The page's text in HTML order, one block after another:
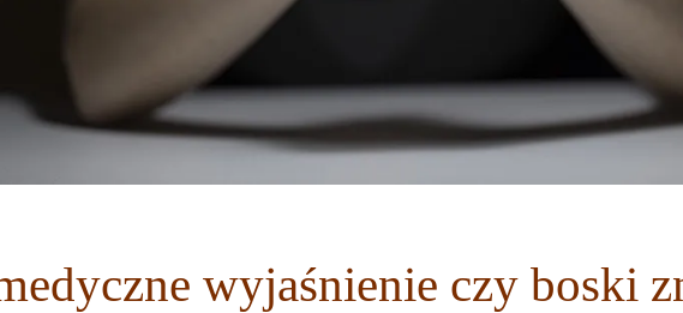
wyjaśnienie czy boski